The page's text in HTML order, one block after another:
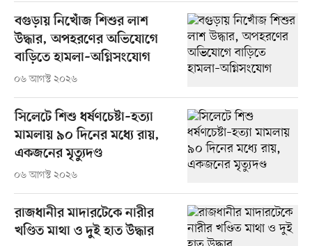
বগুড়ায় নিখোঁজ শিশুর লাশ
উদ্ধার, অপহরণের অভিযোগে
বাড়িতে হামলা–অগ্নিসংযোগ
০৬ আগস্ট ২০২৬
সিলেটে শিশু ধর্ষণচেষ্টা–হত্যা
মামলায় ৯০ দিনের মধ্যে রায়,
একজনের মৃত্যুদণ্ড
০৬ আগস্ট ২০২৬
রাজধানীর মাদারটেকে নারীর
খণ্ডিত মাথা ও দুই হাত উদ্ধার